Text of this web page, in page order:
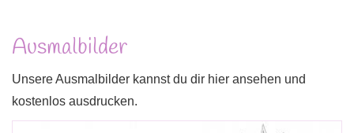
Ausmalbilder
Unsere Ausmalbilder kannst du dir hier ansehen und
kostenlos ausdrucken.